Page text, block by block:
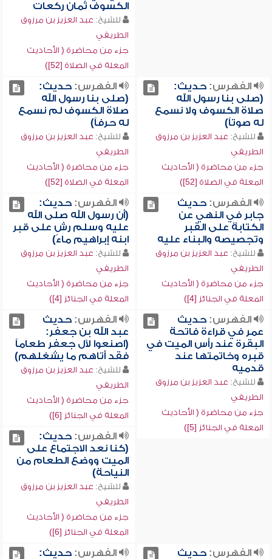
الكسوف ثمان ركعات
للشيخ: عبد العزيز بن مرزوق
الطريفي
جزء من محاضرة ( الأحاديث
المعلة في الصلاة [52])
الفهرس:حديث:
(صلى بنا رسول الله
صلاة الكسوف ولا نسمع
له صوتاً)
للشيخ: عبد العزيز بن مرزوق
الطريفي
جزء من محاضرة ( الأحاديث
المعلة في الصلاة [52])
الفهرس:حديث:
(صلى بنا رسول الله
صلاة الكسوف لم نسمع
له حرفاً)
للشيخ: عبد العزيز بن مرزوق
الطريفي
جزء من محاضرة ( الأحاديث
المعلة في الصلاة [52])
الفهرس:حديث
جابر في النهي عن
الكتابة على القبر
وتجصيصه والبناء عليه
للشيخ: عبد العزيز بن مرزوق
الطريفي
جزء من محاضرة ( الأحاديث
المعلة في الجنائز [4])
الفهرس:حديث:
(أن رسول الله صلى الله
عليه وسلم رش على قبر
ابنه إبراهيم ماءً)
للشيخ: عبد العزيز بن مرزوق
الطريفي
جزء من محاضرة ( الأحاديث
المعلة في الجنائز [4])
الفهرس:حديث
عمر في قراءة فاتحة
البقرة عند رأس الميت في
قبره وخاتمتها عند
قدميه
للشيخ: عبد العزيز بن مرزوق
الطريفي
جزء من محاضرة ( الأحاديث
المعلة في الجنائز [5])
الفهرس:حديث
عبد الله بن جعفر:
(اصنعوا لآل جعفر طعاماً
فقد أتاهم ما يشغلهم)
للشيخ: عبد العزيز بن مرزوق
الطريفي
جزء من محاضرة ( الأحاديث
المعلة في الجنائز [6])
الفهرس:حديث:
(كنا نعد الاجتماع على
الميت ووضع الطعام من
النياحة)
للشيخ: عبد العزيز بن مرزوق
الطريفي
جزء من محاضرة ( الأحاديث
المعلة في الجنائز [6])
الفهرس:حديث
الفهرس:حديث: